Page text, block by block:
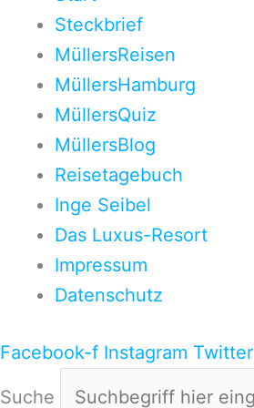
Steckbrief
MüllersReisen
MüllersHamburg
MüllersQuiz
MüllersBlog
Reisetagebuch
Inge Seibel
Das Luxus-Resort
Impressum
Datenschutz
Facebook-f Instagram Twitter
Suche